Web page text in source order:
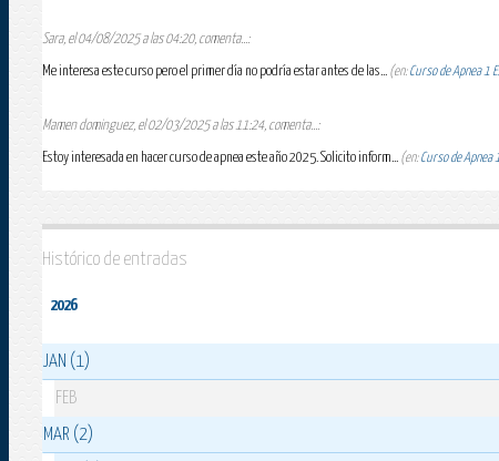
Sara, el 04/08/2025 a las 04:20, comenta...:
Me interesa este curso pero el primer día no podría estar antes de las... (en:Curso de Apnea 1
Mamen dominguez, el 02/03/2025 a las 11:24, comenta...:
Estoy interesada en hacer curso de apnea este año 2025. Solicito inform... (en:Curso de Apnea
Histórico de entradas
2026
JAN (1)
FEB
MAR (2)